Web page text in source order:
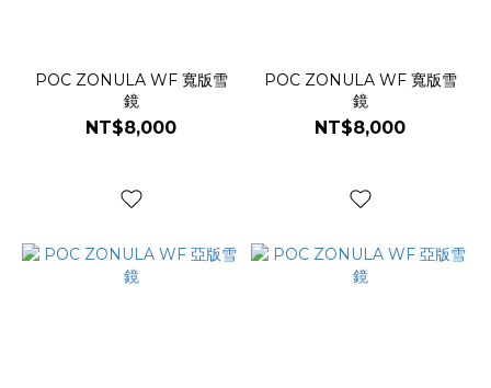
POC ZONULA WF 寬版雪
鏡
NT$8,000
POC ZONULA WF 寬版雪
鏡
NT$8,000